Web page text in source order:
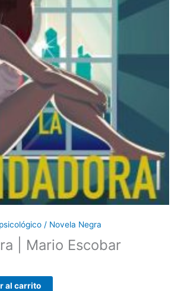
/ Novela Negra
| Mario Escobar
al carrito